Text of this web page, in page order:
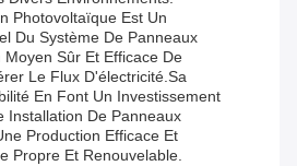
Photovoltaïque Est Un
Du Système De Panneaux
Sûr Et Efficace De
Le Flux D'électricité.Sa
En Font Un Investissement
Installation De Panneaux
Production Efficace Et
Propre Et Renouvelable.